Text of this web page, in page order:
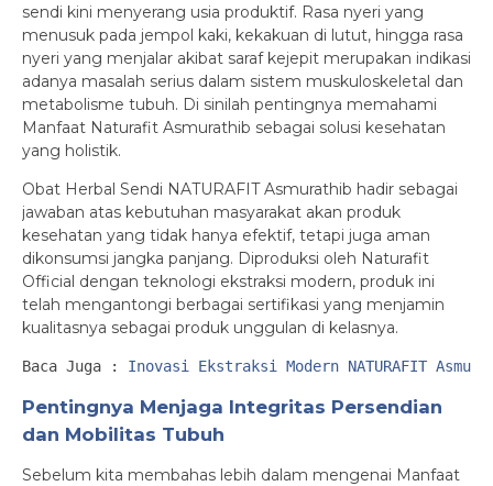
sendi kini menyerang usia produktif. Rasa nyeri yang
menusuk pada jempol kaki, kekakuan di lutut, hingga rasa
nyeri yang menjalar akibat saraf kejepit merupakan indikasi
adanya masalah serius dalam sistem muskuloskeletal dan
metabolisme tubuh. Di sinilah pentingnya memahami
Manfaat Naturafit Asmurathib sebagai solusi kesehatan
yang holistik.
Obat Herbal Sendi NATURAFIT Asmurathib hadir sebagai
jawaban atas kebutuhan masyarakat akan produk
kesehatan yang tidak hanya efektif, tetapi juga aman
dikonsumsi jangka panjang. Diproduksi oleh Naturafit
Official dengan teknologi ekstraksi modern, produk ini
telah mengantongi berbagai sertifikasi yang menjamin
kualitasnya sebagai produk unggulan di kelasnya.
Baca Juga : Inovasi Ekstraksi Modern NATURAFIT
Pentingnya Menjaga Integritas Persendian
dan Mobilitas Tubuh
Sebelum kita membahas lebih dalam mengenai Manfaat